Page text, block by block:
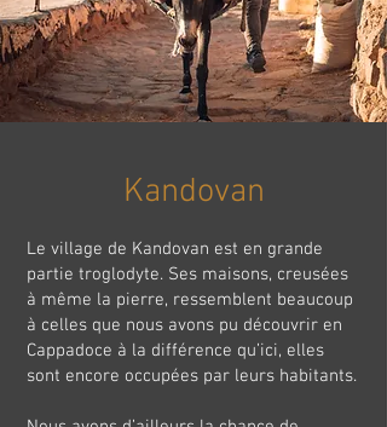
Kandovan
Le village de Kandovan est en grande
partie troglodyte. Ses maisons, creusées
à même la pierre, ressemblent beaucoup
à celles que nous avons pu découvrir en
Cappadoce à la différence qu’ici, elles
sont encore occupées par leurs habitants.